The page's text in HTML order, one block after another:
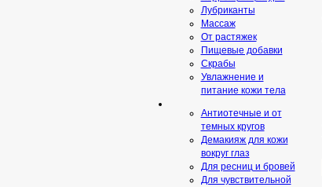
Лубриканты
Массаж
От растяжек
Пищевые добавки
Скрaбы
Увлажнение и
питание кожи тела
Антиотечные и от
темных кругов
Демакияж для кожи
вокруг глаз
Для ресниц и бровей
Для чувствительной